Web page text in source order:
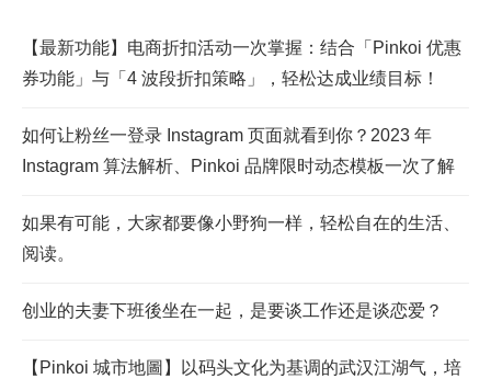
【最新功能】电商折扣活动一次掌握：结合「Pinkoi 优惠
券功能」与「4 波段折扣策略」，轻松达成业绩目标！
如何让粉丝一登录 Instagram 页面就看到你？2023 年
Instagram 算法解析、Pinkoi 品牌限时动态模板一次了解
如果有可能，大家都要像小野狗一样，轻松自在的生活、
阅读。
创业的夫妻下班後坐在一起，是要谈工作还是谈恋爱？
【Pinkoi 城市地圖】以码头文化为基调的武汉江湖气，培